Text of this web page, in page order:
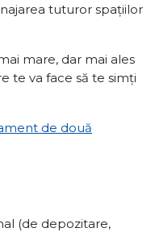
tuturor spațiilor
mare, dar mai ales
te va face să te simți
de două
(de depozitare,